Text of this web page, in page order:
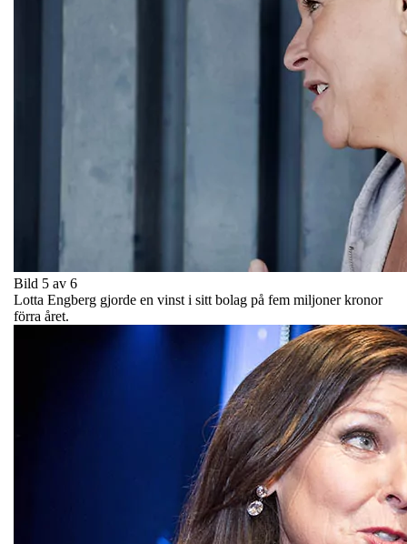
Bild 5 av 6
Lotta Engberg gjorde en vinst i sitt bolag på fem miljoner kronor
förra året.